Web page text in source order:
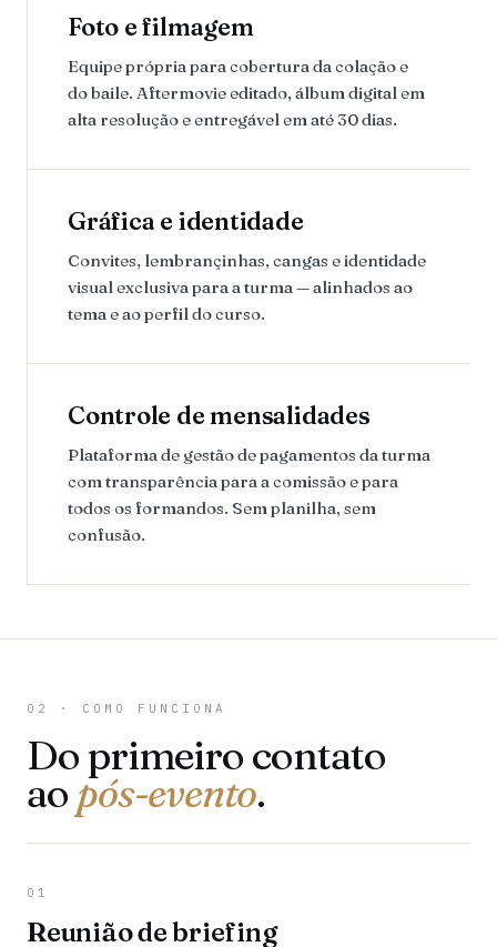
Foto e filmagem
Equipe própria para cobertura da colação e
do baile. Aftermovie editado, álbum digital em
alta resolução e entregável em até 30 dias.
Gráfica e identidade
Convites, lembrançinhas, cangas e identidade
visual exclusiva para a turma — alinhados ao
tema e ao perfil do curso.
Controle de mensalidades
Plataforma de gestão de pagamentos da turma
com transparência para a comissão e para
todos os formandos. Sem planilha, sem
confusão.
02 · COMO FUNCIONA
Do primeiro contato
ao pós-evento.
01
Reunião de briefing